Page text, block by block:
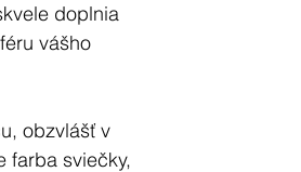
doplnia
vášho
obzvlášť v
farba sviečky,